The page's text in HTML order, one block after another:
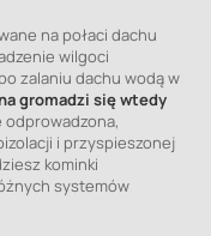
na połaci dachu
wilgoci
zalaniu dachu wodą w
gromadzi się wtedy
odprowadzona,
i przyspieszonej
kominki
systemów